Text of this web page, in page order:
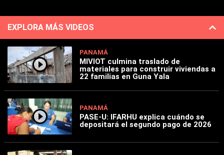
EXPLORA MÁS VIDEOS
PANAMÁ
MIVIOT culmina traslado de
materiales para construir viviendas a
22 familias en Guna Yala
PANAMÁ
PASE-U: IFARHU explica cuándo se
depositará el segundo pago de 2026